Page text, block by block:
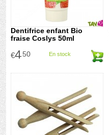
Dentifrice enfant Bio
fraise Coslys 50ml
€4 .50 En stock